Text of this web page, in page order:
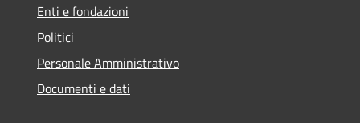
Enti e fondazioni
Politici
Personale Amministrativo
Documenti e dati